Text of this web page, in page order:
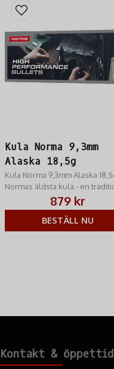
Kula Norma 9,3mm
Alaska 18,5g
Kula Norma 9,3mm Alaska
Normas äldsta kula - en
jaktkula med blyspets som har
tillverkats sedan 1940-talet
879 kr
BESTÄLL NU
Kontakt &